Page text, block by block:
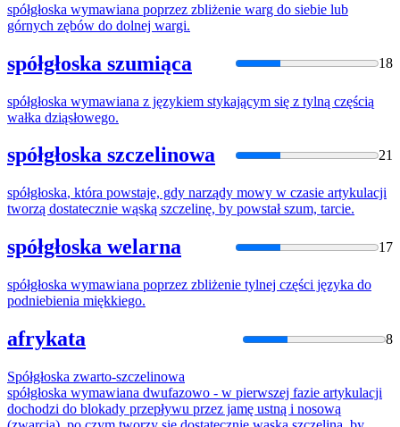
spółgłoska wymawiana poprzez zbliżenie warg do siebie lub
górnych zębów do dolnej wargi.
spółgłoska szumiąca 18
spółgłoska wymawiana z językiem stykającym się z tylną częścią
wałka dziąsłowego.
spółgłoska szczelinowa 21
spółgłoska, która powstaje, gdy narządy mowy w czasie artykulacji
tworzą dostatecznie wąską szczelinę, by powstał szum, tarcie.
spółgłoska welarna 17
spółgłoska wymawiana poprzez zbliżenie tylnej części języka do
podniebienia miękkiego.
afrykata 8
Spółgłoska zwarto-szczelinowa
spółgłoska wymawiana dwufazowo - w pierwszej fazie artykulacji
dochodzi do blokady przepływu przez jamę ustną i nosową